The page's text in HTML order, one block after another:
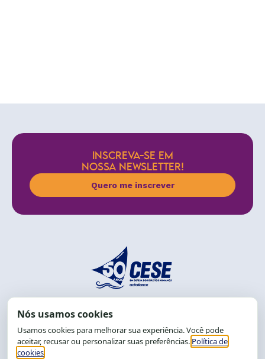
INSCREVA-SE EM
NOSSA NEWSLETTER!
Quero me inscrever
End.: R. da Graça, 150. Graça
CEP: 40.150-055
Salvador-BA, Brasil.
Tel.: (71) 2104-5457, Cel.: (71) 9 9239-2104 ou 2105